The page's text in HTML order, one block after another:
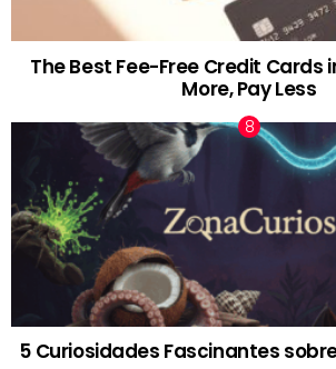
The Best Fee-Free Credit Cards
More, Pay Less
5 Curiosidades Fascinantes